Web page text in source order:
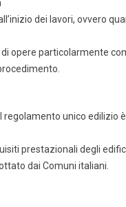
dei lavori, ovvero
opere particolarmente
unico edilizio
prestazionali degli
dai Comuni italiani.